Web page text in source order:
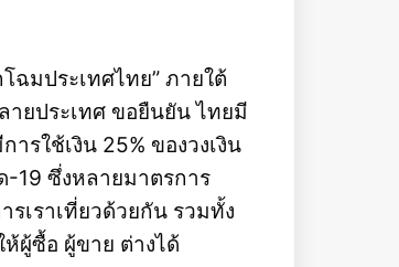
ฉมประเทศไทย” ภายใต้
ยประเทศ ขอยืนยัน ไทยมี
รใช้เงิน 25% ของวงเงิน
19 ซึ่งหลายมาตรการ
เราเที่ยวด้วยกัน รวมทั้ง
ผู้ซื้อ ผู้ขาย ต่างได้